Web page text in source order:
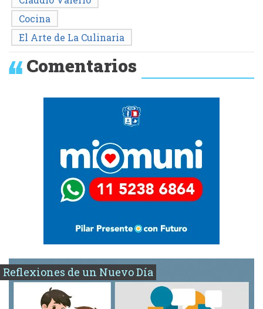
Cocina
El Arte de La Culinaria
Comentarios
Reflexiones de un Nuevo Día